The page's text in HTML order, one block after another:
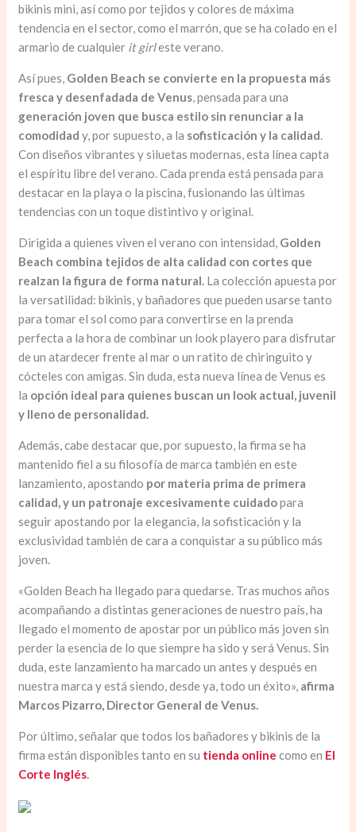
bikinis mini, así como por tejidos y colores de máxima
tendencia en el sector, como el marrón, que se ha colado en el
armario de cualquier it girleste verano.
Así pues, Golden Beach se convierte en la propuesta más
fresca y desenfadada de Venus, pensada para una
generación joven que busca estilo sin renunciar a la
comodidad y, por supuesto, a la sofisticación y la calidad.
Con diseños vibrantes y siluetas modernas, esta línea capta
el espíritu libre del verano. Cada prenda está pensada para
destacar en la playa o la piscina, fusionando las últimas
tendencias con un toque distintivo y original.
Dirigida a quienes viven el verano con intensidad, Golden
Beach combina tejidos de alta calidad con cortes que
realzan la figura de forma natural. La colección apuesta por
la versatilidad: bikinis, y bañadores que pueden usarse tanto
para tomar el sol como para convertirse en la prenda
perfecta a la hora de combinar un look playero para disfrutar
de un atardecer frente al mar o un ratito de chiringuito y
cócteles con amigas. Sin duda, esta nueva línea de Venus es
la opción ideal para quienes buscan un look actual, juvenil
y lleno de personalidad.
Además, cabe destacar que, por supuesto, la firma se ha
mantenido fiel a su filosofía de marca también en este
lanzamiento, apostando por materia prima de primera
calidad, y un patronaje excesivamente cuidadopara
seguir apostando por la elegancia, la sofisticación y la
exclusividad también de cara a conquistar a su público más
joven.
«Golden Beach ha llegado para quedarse. Tras muchos años
acompañando a distintas generaciones de nuestro país, ha
llegado el momento de apostar por un público más joven sin
perder la esencia de lo que siempre ha sido y será Venus. Sin
duda, este lanzamiento ha marcado un antes y después en
nuestra marca y está siendo, desde ya, todo un éxito», afirma
Marcos Pizarro, Director General de Venus.
Por último, señalar que todos los bañadores y bikinis de la
firma están disponibles tanto en su tienda online como en El
Corte Inglés.